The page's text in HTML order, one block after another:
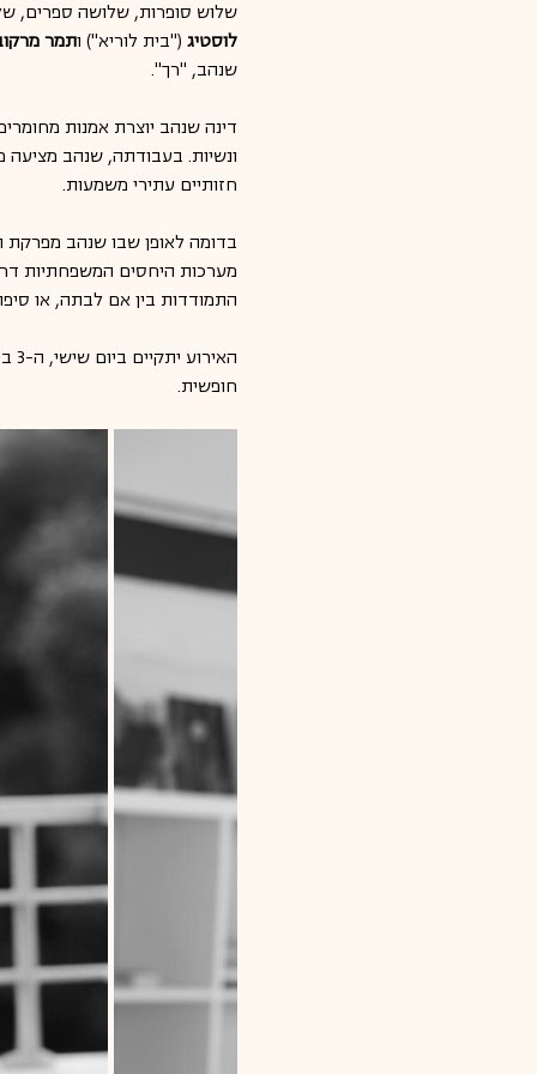
שלוש סופרות, שלושה ספרים,
לוסטיג ("בית לוריא") ותמר
שנהב, "רך".
דינה שנהב יוצרת אמנות
ונשיות. בעבודתה, שנהב מציעה
חזותיים עתירי משמעות.
בדומה לאופן שבו שנהב מפרקת
מערכות היחסים המשפחתיות
התמודדות בין אם לבתה, או
חופשית.